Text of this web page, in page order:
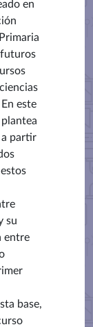
en
este
partir
su
entre
base,